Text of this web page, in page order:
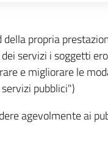
propria
servizi i soggetti
e migliorare le
pubblici")
agevolmente ai